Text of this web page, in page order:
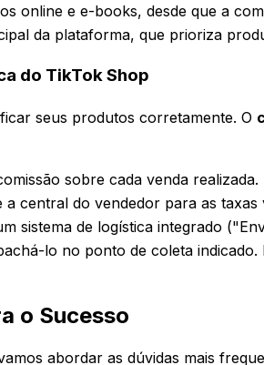
online e e-books, desde que a
da plataforma, que prioriza
do TikTok Shop
seus produtos corretamente. O
sobre cada venda
central do vendedor para as taxas
sistema de logística integrado
lo no ponto de coleta indicado.
o Sucesso
abordar as dúvidas mais